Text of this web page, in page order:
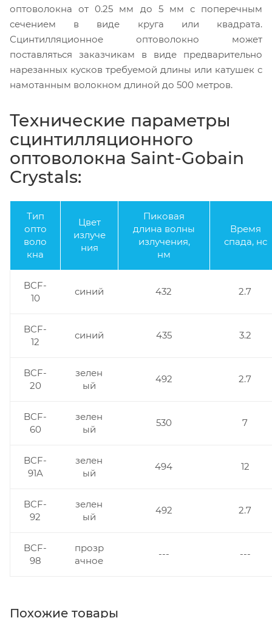
оптоволокна от 0.25 мм до 5 мм с поперечным
сечением в виде круга или квадрата.
Сцинтилляционное оптоволокно может
поставляться заказчикам в виде предварительно
нарезанных кусков требуемой длины или катушек с
намотанным волокном длиной до 500 метров.
Технические параметры
сцинтилляционного
оптоволокна Saint-Gobain
Crystals:
Тип
опто
воло
кна
Цвет
излуче
ния
Пиковая
длина волны
излучения,
нм
Время
спада, нс
BCF-
10
синий 432 2.7
BCF-
12
синий 435 3.2
BCF-
20
зелен
ый
492 2.7
BCF-
60
зелен
ый
530 7
BCF-
91A
зелен
ый
494 12
BCF-
92
зелен
ый
492 2.7
BCF-
98
прозр
ачное
--- ---
Похожие товары